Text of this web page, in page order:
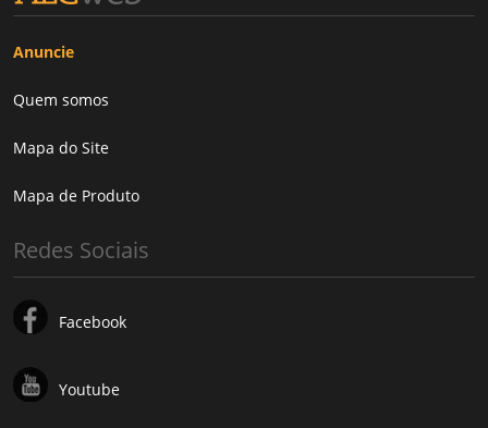
Anuncie
Quem somos
Mapa do Site
Mapa de Produto
Redes Sociais
Facebook
Youtube